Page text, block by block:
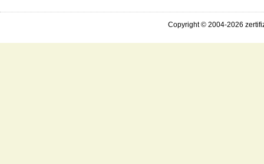
Copyright © 2004-2026